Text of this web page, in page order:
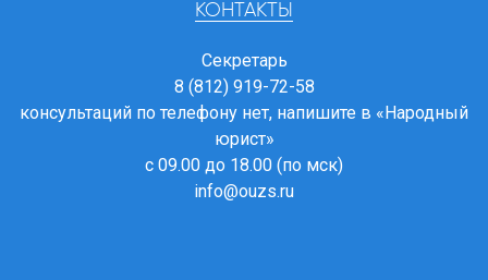
КОНТАКТЫ
Секретарь
8 (812) 919-72-58
консультаций по телефону нет, напишите в «Народный
юрист»
с 09.00 до 18.00 (по мск)
info@ouzs.ru